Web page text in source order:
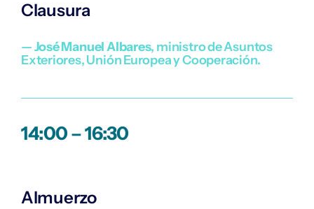
Clausura
—José Manuel Albares, ministro de Asuntos
Exteriores, Unión Europea y Cooperación.
14:00 – 16:30
Almuerzo